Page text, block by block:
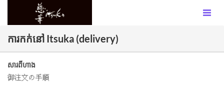
ការកក់នៅ Itsuka (delivery)
សារពីហាង
御注文の手順